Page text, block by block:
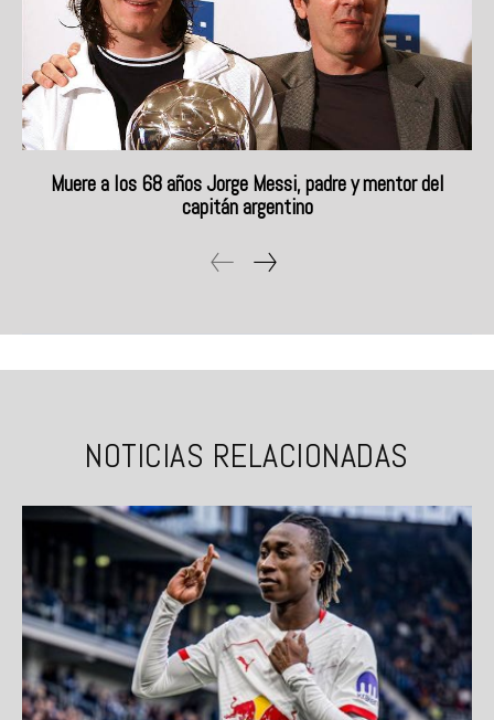
Muere a los 68 años Jorge Messi, padre y mentor del
capitán argentino
NOTICIAS RELACIONADAS